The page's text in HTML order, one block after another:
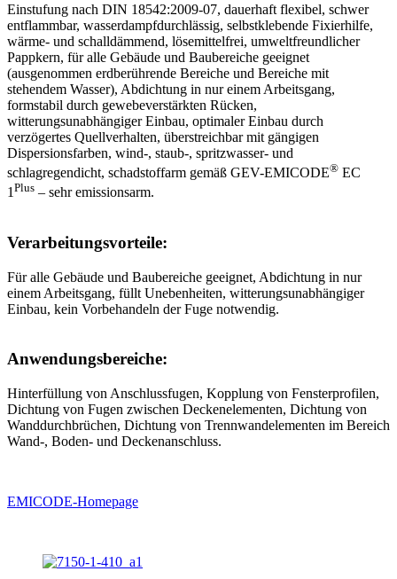
Einstufung nach DIN 18542:2009-07, dauerhaft flexibel, schwer
entflammbar, wasserdampfdurchlässig, selbstklebende Fixierhilfe,
wärme- und schalldämmend, lösemittelfrei, umweltfreundlicher
Pappkern, für alle Gebäude und Baubereiche geeignet
(ausgenommen erdberührende Bereiche und Bereiche mit
stehendem Wasser), Abdichtung in nur einem Arbeitsgang,
formstabil durch gewebeverstärkten Rücken,
witterungsunabhängiger Einbau, optimaler Einbau durch
verzögertes Quellverhalten, überstreichbar mit gängigen
Dispersionsfarben, wind-, staub-, spritzwasser- und
schlagregendicht, schadstoffarm gemäß GEV-EMICODE® EC
1 Plus – sehr emissionsarm.
Verarbeitungsvorteile:
Für alle Gebäude und Baubereiche geeignet, Abdichtung in nur
einem Arbeitsgang, füllt Unebenheiten, witterungsunabhängiger
Einbau, kein Vorbehandeln der Fuge notwendig.
Anwendungsbereiche:
Hinterfüllung von Anschlussfugen, Kopplung von Fensterprofilen,
Dichtung von Fugen zwischen Deckenelementen, Dichtung von
Wanddurchbrüchen, Dichtung von Trennwandelementen im Bereich
Wand-, Boden- und Deckenanschluss.
EMICODE-Homepage